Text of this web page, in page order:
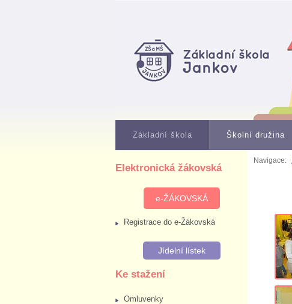
Základní škola Školní družina
Elektronická žákovská
e-ŽÁKOVSKÁ
Registrace do e-Žákovská
Jídelní lístek
Ke stažení
Omluvenky
Navigace: